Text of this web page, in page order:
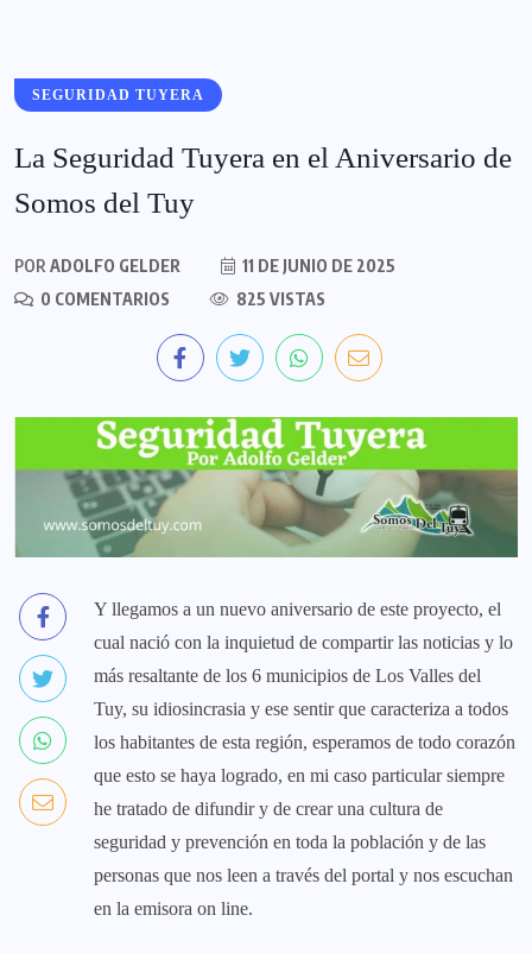
SEGURIDAD TUYERA
La Seguridad Tuyera en el Aniversario de
Somos del Tuy
POR ADOLFO GELDER
11 DE JUNIO DE 2025
0 COMENTARIOS
825 VISTAS
Y llegamos a un nuevo aniversario de este proyecto, el
cual nació con la inquietud de compartir las noticias y lo
más resaltante de los 6 municipios de Los Valles del
Tuy, su idiosincrasia y ese sentir que caracteriza a todos
los habitantes de esta región, esperamos de todo corazón
que esto se haya logrado, en mi caso particular siempre
he tratado de difundir y de crear una cultura de
seguridad y prevención en toda la población y de las
personas que nos leen a través del portal y nos escuchan
en la emisora on line.